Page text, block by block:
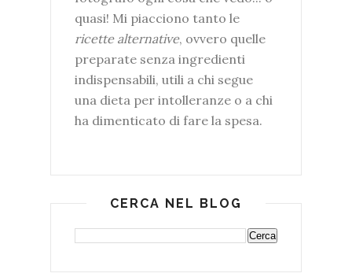
quasi! Mi piacciono tanto le
ricette alternative, ovvero quelle
preparate senza ingredienti
indispensabili, utili a chi segue
una dieta per intolleranze o a chi
ha dimenticato di fare la spesa.
CERCA NEL BLOG